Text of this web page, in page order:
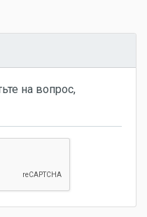
на вопрос,